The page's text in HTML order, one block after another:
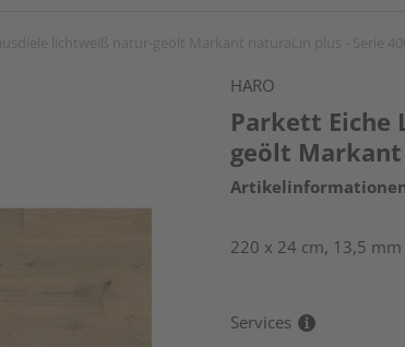
HARO
Parkett Eiche
geölt Markant
220 x 24 cm, 13,5
Services